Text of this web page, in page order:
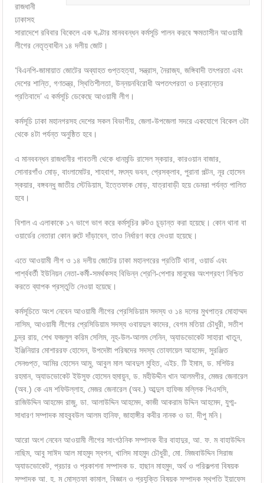
রাজধানী
ঢাকাসহ
সারাদেশে রবিবার বিকেলে এক ঘণ্টার মানববন্ধন কর্মসূচি পালন করবে ক্ষমতাসীন আওয়ামী
লীগের নেতৃত্বাধীন ১৪ দলীয় জোট।
‘বিএনপি-জামায়াত জোটের অব্যাহত গুপ্তহত্যা, সন্ত্রাস, নৈরাজ্য, জঙ্গিবাদী তৎপরতা এবং
দেশের শান্তি, গণতন্ত্র, স্থিতিশীলতা, উন্নয়নবিরোধী অপতৎপরতা ও চক্রান্তের
প্রতিবাদে’ এ কর্মসূচি ডেকেছে আওয়ামী লীগ।
কর্মসূচি ঢাকা মহানগরসহ দেশের সকল বিভাগীয়, জেলা-উপজেলা সদরে একযোগে বিকেল ৩টা
থেকে ৪টা পর্যন্ত অনুষ্ঠিত হবে।
এ মানববন্ধন রাজধানীর গাবতলী থেকে ধানমন্ডি রাসেল স্কয়ার, কারওয়ান বাজার,
সোনারগাঁও মোড়, বাংলামোটর, শাহবাগ, মৎস্য ভবন, প্রেসক্লাব, পুরানা পল্টন, নূর হোসেন
স্কয়ার, বঙ্গবন্ধু জাতীয় স্টেডিয়াম, ইত্তেফাক মোড়, যাত্রাবাড়ী হয়ে ডেমরা পর্যন্ত পালিত
হবে।
বিশাল এ এলাকাকে ১৭ ভাগে ভাগ করে কর্মসূচির রুটও চূড়ান্ত করা হয়েছে। কোন থানা বা
ওয়ার্ডের নেতারা কোন রুটে দাঁড়াবেন, তাও নির্ধারণ করে দেওয়া হয়েছে।
এতে আওয়ামী লীগ ও ১৪ দলীয় জোটের ঢাকা মহানগরের প্রতিটি থানা, ওয়ার্ড এবং
পার্শ্ববর্তী ইউনিয়ন নেতা-কর্মী-সমর্থকসহ বিভিন্ন শ্রেণি-পেশার মানুষের অংশগ্রহণ নিশ্চিত
করতে ব্যাপক প্রস্তুতি নেওয়া হয়েছে।
কর্মসূচিতে অংশ নেবেন আওয়ামী লীগের প্রেসিডিয়াম সদস্য ও ১৪ দলের মুখপাত্র মোহাম্মদ
নাসিম, আওয়ামী লীগের প্রেসিডিয়াম সদস্য ওবায়দুল কাদের, বেগম মতিয়া চৌধুরী, সতীশ
চন্দ্র রায়, শেখ ফজলুল করিম সেলিম, নূহ-উল-আলম লেনিন, অ্যাডভোকেট সাহারা খাতুন,
ইঞ্জিনিয়ার মোশাররফ হোসেন, উপদেষ্টা পরিষদের সদস্য তোফায়েল আহমেদ, সুরঞ্জিত
সেনগুপ্ত, আমির হোসেন আমু, আবুল মাল আবদুল মুহিত, এইচ. টি ইমাম, ড. মশিউর
রহমান, অ্যাডভোকেট ইউসুফ হোসেন হুমায়ুন, ড. মহীউদ্দীন খান আলমগীর, মেজর জেনারেল
(অব.) কে এম শফিউল্লাহ, মেজর জেনারেল (অব.) আব্দুল হাফিজ মল্লিক পিএসসি,
রাজিউদ্দিন আহমেদ রাজু, ডা. আলাউদ্দিন আহমেদ, কাজী আকরাম উদ্দিন আহমেদ, যুগ্ম-
সাধারণ সম্পাদক মাহবুবউল আলম হানিফ, জাহাঙ্গীর কবীর নানক ও ডা. দীপু মনি।
আরো অংশ নেবেন আওয়ামী লীগের সাংগঠনিক সম্পাদক বীর বাহাদুর, আ. ফ. ম বাহাউদ্দিন
নাছিম, আবু সাঈদ আল মাহমুদ স্বপন, খালিদ মাহমুদ চৌধুরী, মো. মিজবাউদ্দিন সিরাজ
অ্যাডভোকেট, প্রচার ও প্রকাশনা সম্পাদক ড. হাছান মাহমুদ, অর্থ ও পরিকল্পনা বিষয়ক
সম্পাদক আ. হ. ম মোস্তফা কামাল, বিজ্ঞান ও প্রযুক্তি বিষয়ক সম্পাদক স্থপতি ইয়াফেস